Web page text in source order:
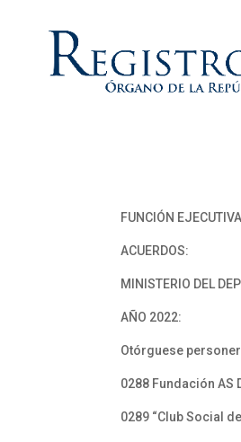
FUNCIÓN EJECUTIVA
ACUERDOS:
MINISTERIO DEL
AÑO 2022:
Otórguese
0288 Fundación
0289 “Club Social